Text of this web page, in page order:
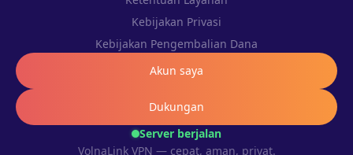
Server berjalan
VolnaLink VPN — cepat, aman, privat.
Kebijakan Privasi
Kebijakan Pengembalian Dana
Akun saya
Dukungan